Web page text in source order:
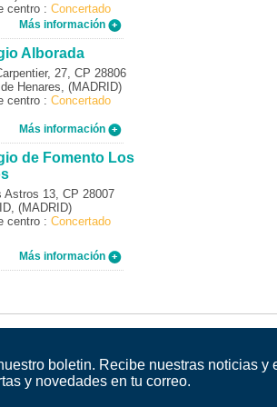
centro : Concertado
Más información
Alborada
27, CP 28806
Henares, (MADRID)
centro : Concertado
Más información
de Fomento Los
Astros 13, CP 28007
(MADRID)
centro : Concertado
Más información
boletin. Recibe nuestras noticias y
y novedades en tu correo.